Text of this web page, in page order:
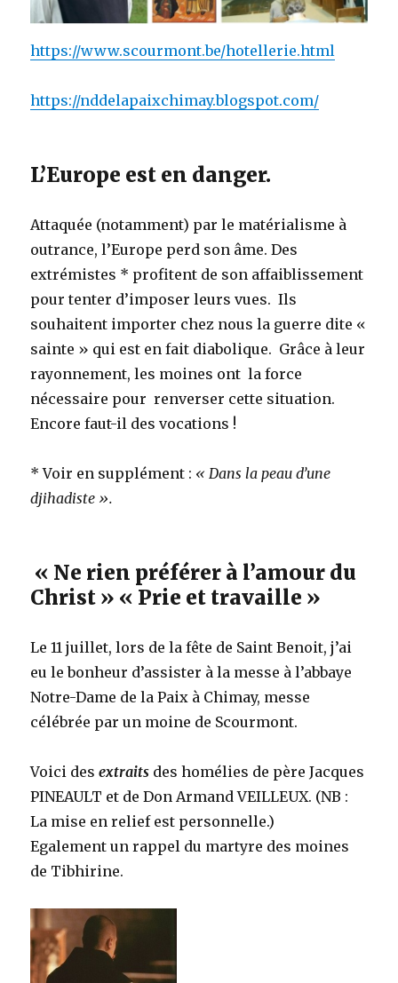
https://www.scourmont.be/hotellerie.html
https://nddelapaixchimay.blogspot.com/
L’Europe est en danger.
Attaquée (notamment) par le matérialisme à
outrance, l’Europe perd son âme. Des
extrémistes * profitent de son affaiblissement
pour tenter d’imposer leurs vues. Ils
souhaitent importer chez nous la guerre dite «
sainte » qui est en fait diabolique. Grâce à leur
rayonnement, les moines ont la force
nécessaire pour renverser cette situation.
Encore faut-il des vocations !
* Voir en supplément : « Dans la peau d’une
djihadiste ».
« Ne rien préférer à l’amour du
Christ » « Prie et travaille »
Le 11 juillet, lors de la fête de Saint Benoit, j’ai
eu le bonheur d’assister à la messe à l’abbaye
Notre-Dame de la Paix à Chimay, messe
célébrée par un moine de Scourmont.
Voici des extraits des homélies de père Jacques
PINEAULT et de Don Armand VEILLEUX. (NB :
La mise en relief est personnelle.)
Egalement un rappel du martyre des moines
de Tibhirine.